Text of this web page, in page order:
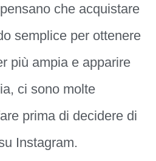
che acquistare
semplice per ottenere
più ampia e apparire
ci sono molte
prima di decidere di
Instagram.